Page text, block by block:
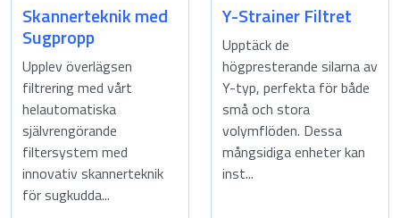
Skannerteknik med
Sugpropp
Upplev överlägsen
filtrering med vårt
helautomatiska
självrengörande
filtersystem med
innovativ skannerteknik
för sugkudda...
Y-Strainer Filtret
Upptäck de
högpresterande silarna av
Y-typ, perfekta för både
små och stora
volymflöden. Dessa
mångsidiga enheter kan
inst...